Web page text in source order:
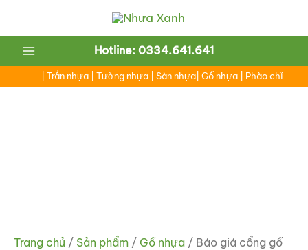
dung
Main
Menu
Hotline: 0334.641.641
Trần nhựa| Tường nhựa| Sàn nhựa| Gỗ nhựa| Phào chỉ
Trang chủ / Sản phẩm / Gỗ nhựa / Báo giá cổng gỗ